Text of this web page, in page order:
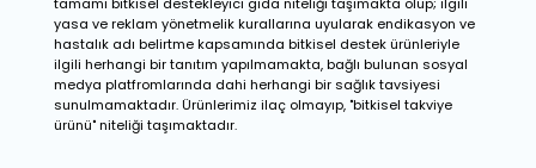
tamamı bitkisel destekleyici gıda niteliği taşımakta olup; ilgili
yasa ve reklam yönetmelik kurallarına uyularak endikasyon ve
hastalık adı belirtme kapsamında bitkisel destek ürünleriyle
ilgili herhangi bir tanıtım yapılmamakta, bağlı bulunan sosyal
medya platfromlarında dahi herhangi bir sağlık tavsiyesi
sunulmamaktadır. Ürünlerimiz ilaç olmayıp, "bitkisel takviye
ürünü" niteliği taşımaktadır.